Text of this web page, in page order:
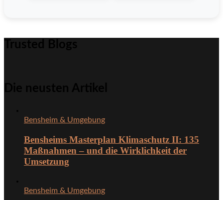
Trusted Blogs
Die neusten Artikel
Bensheim & Umgebung
Bensheims Masterplan Klimaschutz II: 135
Maßnahmen – und die Wirklichkeit der
Umsetzung
Bensheim & Umgebung